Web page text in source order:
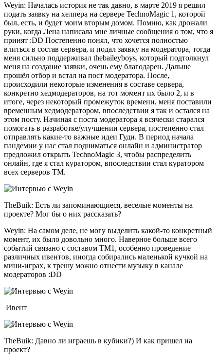
Weyin: Началась история не так давно, в марте 2019 я решил
подать заявку на хелпера на сервере TechnoMagic 1, которой
был, есть, и будет моим вторым домом. Помню, как дрожали
руки, когда Лена написала мне личные сообщения о том, что я
принят :DD Постепенно понял, что хочется полностью
влиться в состав сервера, и подал заявку на модератора, тогда
меня сильно поддерживал thebaileyboys, который подтолкнул
меня на создание заявки, очень ему благодарен. Дальше
прошёл отбор и встал на пост модератора. После,
происходили некоторые изменения в составе сервера,
конкретно хедмодераторов, на тот момент их было 2, и в
итоге, через некоторый промежуток времени, меня поставили
временным хедмодератором, впоследствии я так и остался на
этом посту. Начиная с поста модератора я всячески старался
помогать в разработке/улучшении сервера, постепенно стал
отправлять какие-то важные идеи Гуди. В период начала
пандемии у нас стал подниматься онлайн и администратор
предложил открыть TechnoMagic 3, чтобы распределить
онлайн, где я стал куратором, впоследствии стал куратором
всех серверов ТМ.
TheBuik: Есть ли запоминающиеся, веселые моменты на
проекте? Мог бы о них рассказать?
Weyin: На самом деле, не могу выделить какой-то конкретный
момент, их было довольно много. Наверное больше всего
событий связано с составом ТМ1, особенно проведение
различных ивентов, иногда собирались маленькой кучкой на
мини-играх, к трешу можно отнести музыку в канале
модераторов :DD
Ивент
TheBuik: Давно ли играешь в кубики?) И как пришел на
проект?